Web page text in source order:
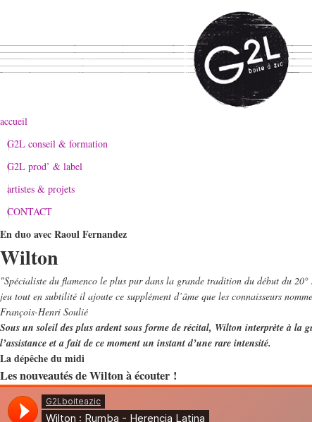
accueil
G2L conseil & formation
G2L prod’ & label
artistes & projets
CONTACT
En duo avec Raoul Fernandez
Wilton
"Spécialiste du flamenco le plus pur dans la grande tradition du début du
jeu tout en subtilité il ajoute ce supplément d’âme que les connaisseurs
François-Henri Soulié
Sous un soleil des plus ardent sous forme de récital, Wilton interprète à la
l’assistance et a fait de ce moment un instant d’une rare intensité.
La dépêche du midi
Les nouveautés de Wilton à écouter !